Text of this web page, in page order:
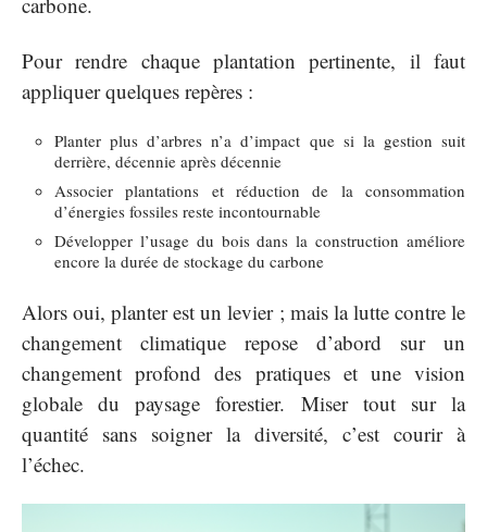
Pour rendre chaque plantation pertinente, il faut
appliquer quelques repères :
Planter plus d’arbres n’a d’impact que si la gestion suit
derrière, décennie après décennie
Associer plantations et réduction de la consommation
d’énergies fossiles reste incontournable
Développer l’usage du bois dans la construction améliore
encore la durée de stockage du carbone
Alors oui, planter est un levier ; mais la lutte contre le
changement climatique repose d’abord sur un
changement profond des pratiques et une vision
globale du paysage forestier. Miser tout sur la
quantité sans soigner la diversité, c’est courir à
l’échec.